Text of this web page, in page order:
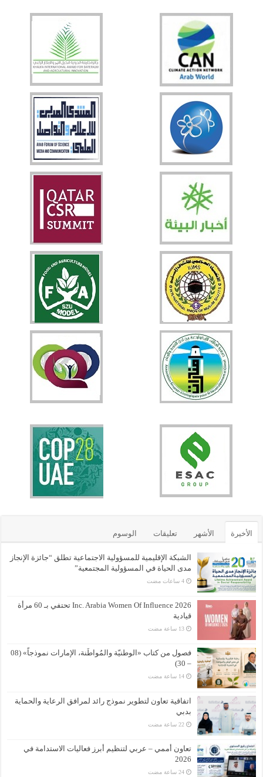
الأخيرة الأشهر تعليقات الوسوم
الشبكة الإقليمية للمسؤولية الاجتماعية تطلق “جائزة الإنجاز
مدى الحياة في المسؤولية المجتمعية”
Inc. Arabia Women Of Influence 2026 تحتفي بـ 60 مرأة
قيادية
فصول من كتاب «الوطنيّة والمُواطَنة، الإمارات نموذجاً» (08
– 30)
اتفاقية تعاون لتطوير نموذج رائد لمرافق الرعاية والحماية
بدبي
تعاون أممي – عربي لتنظيم أبرز فعاليات الاستدامة في
2026